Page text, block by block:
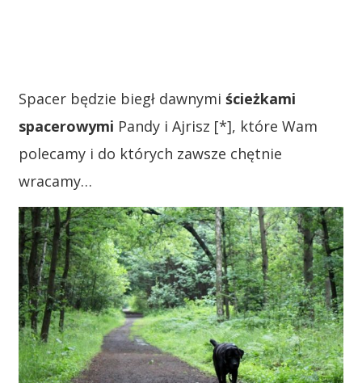
Spacer będzie biegł dawnymi ścieżkami
spacerowymi Pandy i Ajrisz [*], które Wam
polecamy i do których zawsze chętnie
wracamy…